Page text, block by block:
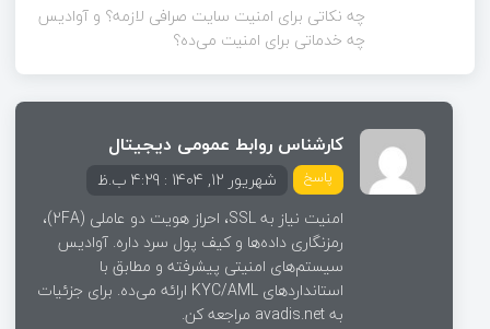
چه نکاتی برای امنیت سایت صرافی لازمه؟ و آوادیس
چه خدماتی برای امنیت می‌ده؟
کارشناس روابط عمومی دیجیتال
پاسخ
شهریور 12, 1404 : 4:29 ب.ظ
امنیت نیاز به SSL، احراز هویت دو عاملی (2FA)،
رمزنگاری داده‌ها و کیف پول سرد داره. آوادیس
سیستم‌های امنیتی پیشرفته و مطابق با
استانداردهای KYC/AML ارائه می‌ده. برای جزئیات
به avadis.net مراجعه کن.